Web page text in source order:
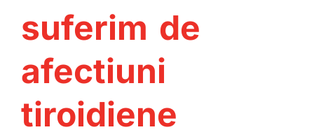
suferim de
afectiuni
tiroidiene